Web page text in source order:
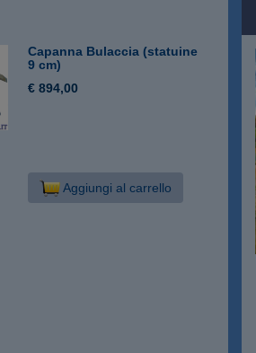
Capanna Bulaccia (statuine
9 cm)
€ 894,00
Aggiungi al carrello